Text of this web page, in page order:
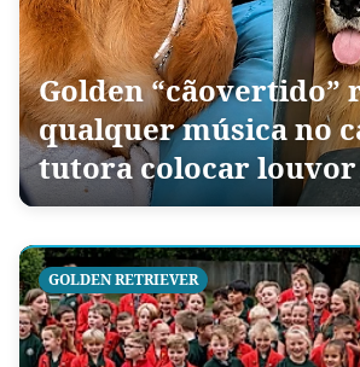
Golden “cãovertido”
qualquer música no
tutora colocar
GOLDEN RETRIEVER